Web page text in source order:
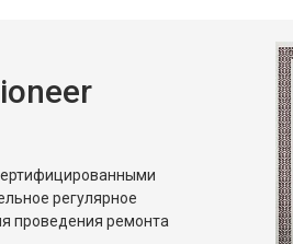
регулярное
проведения ремонта